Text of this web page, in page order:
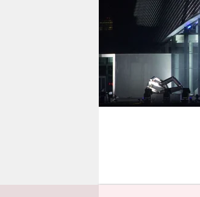
fragen & hilfe
unterstützen
abo
genossenschaft